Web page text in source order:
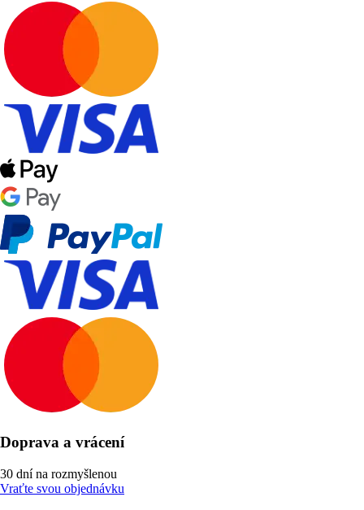
Doprava a vrácení
30 dní na rozmyšlenou
Vraťte svou objednávku